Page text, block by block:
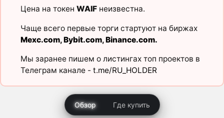
Цена на токен WAIFнеизвестна.
Чаще всего первые торги стартуют на биржах
Mexc.com,Bybit.com,Binance.com.
Мы заранее пишем о листингах топ проектов в
Телеграм канале - t.me/RU_HOLDER
Обзор Где купить